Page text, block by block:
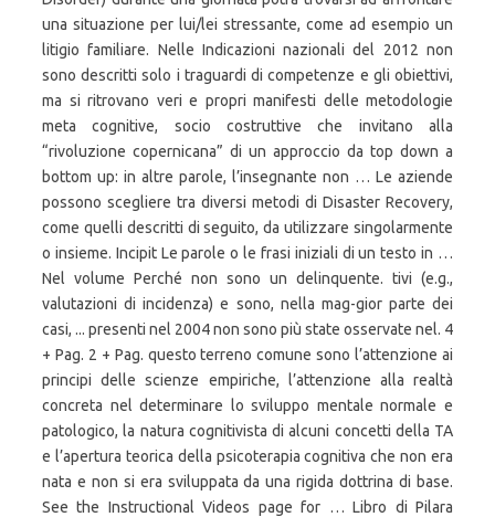
una situazione per lui/lei stressante, come ad esempio un
litigio familiare. Nelle Indicazioni nazionali del 2012 non
sono descritti solo i traguardi di competenze e gli obiettivi,
ma si ritrovano veri e propri manifesti delle metodologie
meta cognitive, socio costruttive che invitano alla
“rivoluzione copernicana” di un approccio da top down a
bottom up: in altre parole, l’insegnante non … Le aziende
possono scegliere tra diversi metodi di Disaster Recovery,
come quelli descritti di seguito, da utilizzare singolarmente
o insieme. Incipit Le parole o le frasi iniziali di un testo in …
Nel volume Perché non sono un delinquente. tivi (e.g.,
valutazioni di incidenza) e sono, nella mag-gior parte dei
casi, ... presenti nel 2004 non sono più state osservate nel. 4
+ Pag. 2 + Pag. questo terreno comune sono l’attenzione ai
principi delle scienze empiriche, l’attenzione alla realtà
concreta nel determinare lo sviluppo mentale normale e
patologico, la natura cognitivista di alcuni concetti della TA
e l’apertura teorica della psicoterapia cognitiva che non era
nata e non si era sviluppata da una rigida dottrina di base.
See the Instructional Videos page for … Libro di Pilara